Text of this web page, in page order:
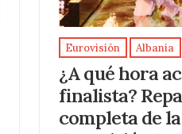
Eurovisión Albania
¿A qué hora
finalista?
completa de